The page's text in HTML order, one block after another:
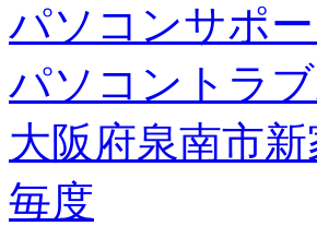
パソコンサポー
パソコントラ
大阪府泉南市
毎度